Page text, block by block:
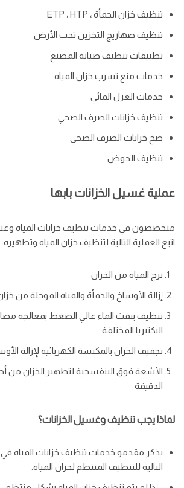
تنظيف خزان الحمأة ، ETP ، HTP
تنظيف صهاريج التخزين تحت الأرض
تطبيقات تنظيف صيانة المصنع
خدمات منع تسرب خزان المياه
خدمات العزل المائي
تنظيف خزانات الصرف الصحي
ضخ خزانات الصرف الصحي
تنظيف الحوض
عملية غسيل الخزانات بابها
متخصصون في خدمات تنظيف خزانات المياه
اتبع العملية التالية لتنظيف خزان المياه وتطهيره:
نزح المياه من الخزان
إزالة الأوساخ والحمأة والمياه الموحلة من
تنظيف بنفث الماء عالي الضغط بمعالجة مضادة
البكتيريا المختلفة
تجفيف الخزان بالمكنسة الكهربائية لإزالة
الأشعة فوق البنفسجية لتطهير الخزان من أجل
الدقيقة
لماذا يجب تنظيف وغسيل الخزانات؟
يذكر مقدمو خدمات تنظيف خزانات المياه في
التالية للتنظيف المنتظم لخزان المياه.